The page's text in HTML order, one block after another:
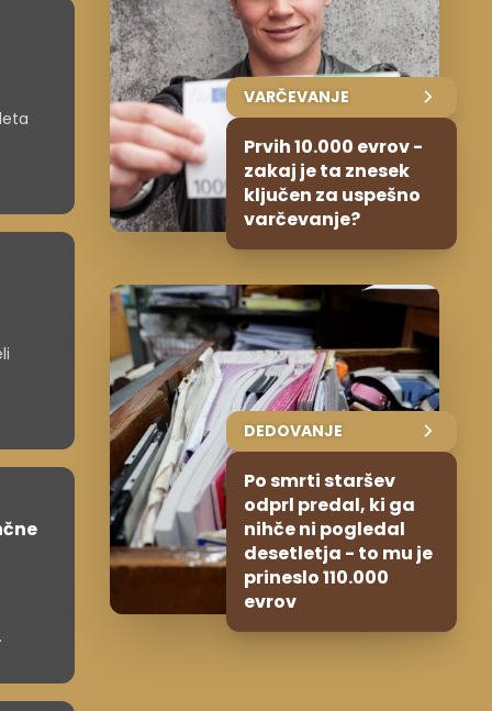
VARČEVANJE
Prvih 10.000 evrov -
zakaj je ta znesek
ključen za uspešno
varčevanje?
DEDOVANJE
Po smrti staršev
odprl predal, ki ga
nihče ni pogledal
desetletja - to mu je
prineslo 110.000
evrov